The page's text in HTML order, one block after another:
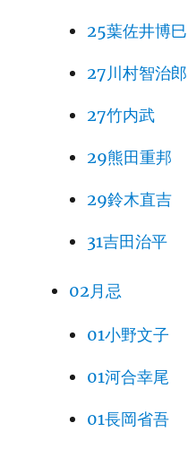
25葉佐井博巳
27川村智治郎
27竹内武
29熊田重邦
29鈴木直吉
31吉田治平
02月忌
01小野文子
01河合幸尾
01長岡省吾